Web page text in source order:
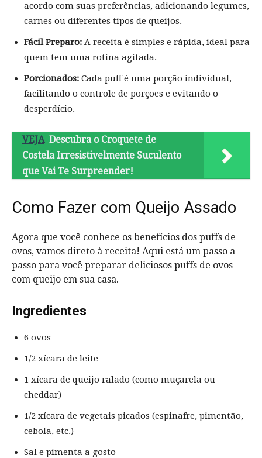
acordo com suas preferências, adicionando legumes,
carnes ou diferentes tipos de queijos.
Fácil Preparo: A receita é simples e rápida, ideal para
quem tem uma rotina agitada.
Porcionados: Cada puff é uma porção individual,
facilitando o controle de porções e evitando o
desperdício.
VEJA Descubra o Croquete de
Costela Irresistivelmente Suculento
que Vai Te Surpreender!
Como Fazer com Queijo Assado
Agora que você conhece os benefícios dos puffs de
ovos, vamos direto à receita! Aqui está um passo a
passo para você preparar deliciosos puffs de ovos
com queijo em sua casa.
Ingredientes
6 ovos
1/2 xícara de leite
1 xícara de queijo ralado (como muçarela ou
cheddar)
1/2 xícara de vegetais picados (espinafre, pimentão,
cebola, etc.)
Sal e pimenta a gosto